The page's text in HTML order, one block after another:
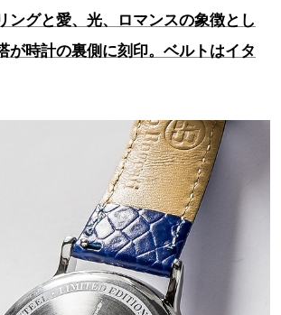
ングと愛、光、ロマンスの象徴とし
が時計の裏側に刻印。ベルトはイタ